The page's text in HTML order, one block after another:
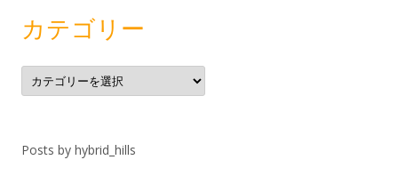
カテゴリー
カ
テ
ゴ
Posts by hybrid_hills